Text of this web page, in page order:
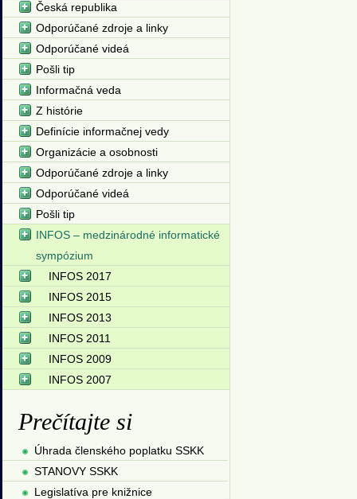
Česká republika
Odporúčané zdroje a linky
Odporúčané videá
Pošli tip
Informačná veda
Z histórie
Definície informačnej vedy
Organizácie a osobnosti
Odporúčané zdroje a linky
Odporúčané videá
Pošli tip
INFOS – medzinárodné informatické
sympózium
INFOS 2017
INFOS 2015
INFOS 2013
INFOS 2011
INFOS 2009
INFOS 2007
Prečítajte si
Úhrada členského poplatku SSKK
STANOVY SSKK
Legislatíva pre knižnice